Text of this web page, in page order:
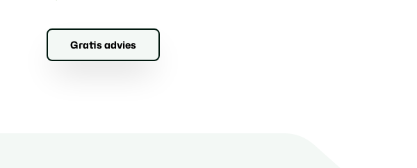
Gratis advies